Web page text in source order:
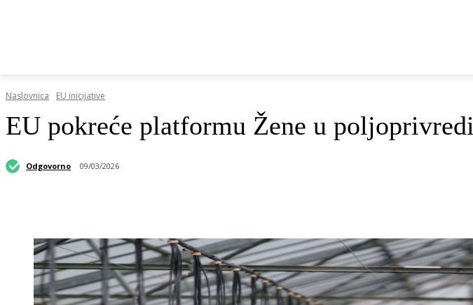
Naslovnica EU inicijative
EU pokreće platformu Žene u poljoprivredi
Odgovorno 09/03/2026